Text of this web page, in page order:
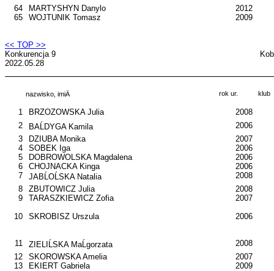
64
MARTYSHYN Danylo
2012
65
WOJTUNIK Tomasz 2009
<< TOP >>
Konkurencja 9
2022.05.28
nazwisko, imiÄ rok ur. klub
1 BRZOZOWSKA Julia
2008
2
BAĹDYGA Kamila
2006
3
DZIUBA Monika
2007
4
SOBEK Iga
2006
5
DOBROWOLSKA Magdalena
2006
6
CHOJNACKA Kinga
2006
7
JABĹOĹSKA Natalia
2008
8
ZBUTOWICZ Julia
2008
9
TARASZKIEWICZ Zofia
2007
10
SKROBISZ Urszula 2006
11 ZIELIĹSKA MaĹgorzata
2008
12
SKOROWSKA Amelia
2007
13
EKIERT Gabriela
2009